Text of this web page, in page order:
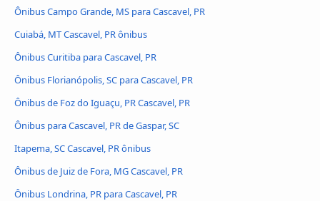
Ônibus Campo Grande, MS para Cascavel, PR
Cuiabá, MT Cascavel, PR ônibus
Ônibus Curitiba para Cascavel, PR
Ônibus Florianópolis, SC para Cascavel, PR
Ônibus de Foz do Iguaçu, PR Cascavel, PR
Ônibus para Cascavel, PR de Gaspar, SC
Itapema, SC Cascavel, PR ônibus
Ônibus de Juiz de Fora, MG Cascavel, PR
Ônibus Londrina, PR para Cascavel, PR